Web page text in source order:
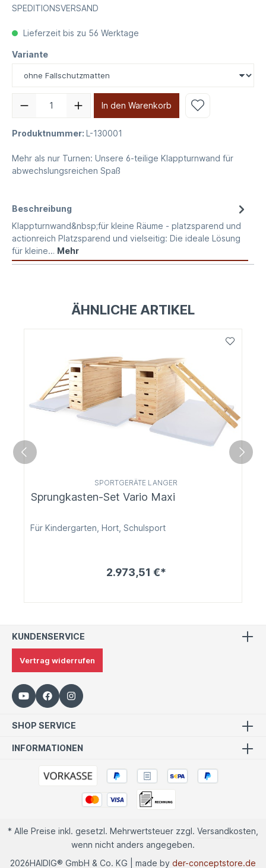
SPEDITIONSVERSAND
Lieferzeit bis zu 56 Werktage
Variante
In den Warenkorb
Produktnummer: L-130001
Mehr als nur Turnen: Unsere 6-teilige Klappturnwand für
abwechslungsreichen Spaß
Beschreibung
Klappturnwand&nbsp;für kleine Räume - platzsparend und
actionreich Platzsparend und vielseitig: Die ideale Lösung
für kleine… Mehr
ÄHNLICHE ARTIKEL
SPORTGERÄTE LANGER
Sprungkasten-Set Vario Maxi
Für Kindergarten, Hort, Schulsport
2.973,51 €*
KUNDENSERVICE
Vertrag widerrufen
SHOP SERVICE
INFORMATIONEN
* Alle Preise inkl. gesetzl. Mehrwertsteuer zzgl. Versandkosten
wenn nicht anders angegeben.
2026HAIDIG® GmbH & Co. KG | made by der-conceptstore.de